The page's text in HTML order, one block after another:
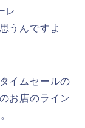
レ
うんですよ
イムセールの
お店のライン